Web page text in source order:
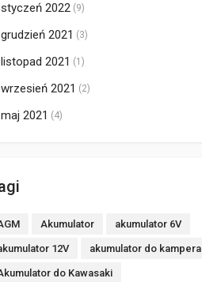
styczeń 2022 (9)
grudzień 2021 (3)
listopad 2021 (1)
wrzesień 2021 (2)
maj 2021 (4)
Akumulator akumulator 6V
12V akumulator do kampera
do Kawasaki